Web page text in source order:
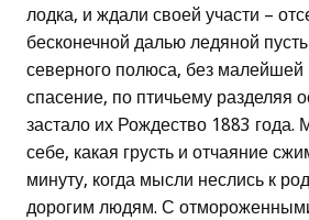
лодка, и ждали своей участи –
бесконечной далью ледяной
северного полюса, без
спасение, по птичьему разделяя
застало их Рождество 1883 года.
себе, какая грусть и отчаяние
минуту, когда мысли неслись к
дорогим людям. С